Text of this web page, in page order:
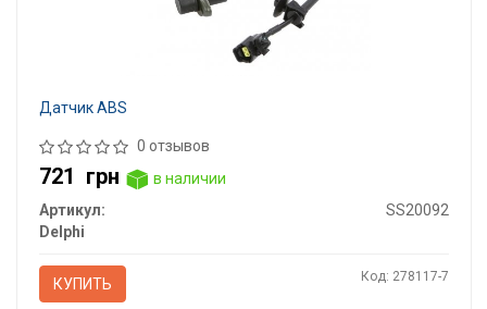
Датчик ABS
0 отзывов
721 грн
в наличии
Артикул:
SS20092
Delphi
КУПИТЬ Код: 278117-7